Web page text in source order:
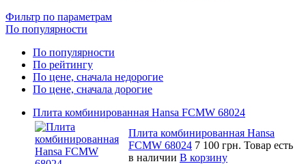
Фильтр по параметрам
По популярности
По популярности
По рейтингу
По цене, сначала недорогие
По цене, сначала дорогие
Плита комбинированная Hansa FCMW 68024
Плита комбинированная Hansa
FCMW 68024 7 100 грн. Товар есть
в наличии В корзину